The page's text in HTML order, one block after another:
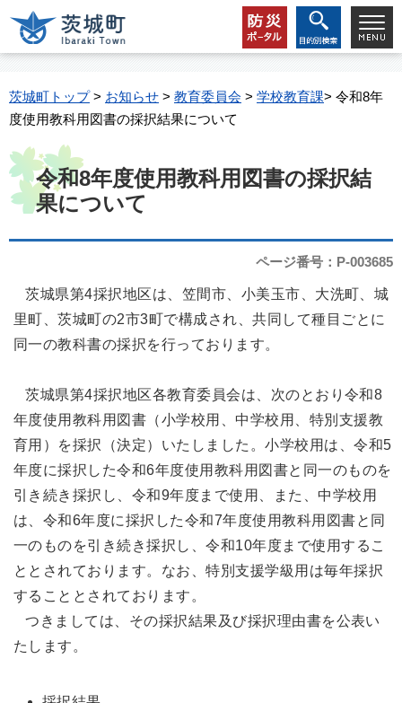
茨城町トップ> お知らせ > 教育委員会 > 学校教育課> 令和8年
度使用教科用図書の採択結果について
令和8年度使用教科用図書の採択結
果について
ページ番号：P-003685
茨城県第4採択地区は、笠間市、小美玉市、大洗町、城
里町、茨城町の2市3町で構成され、共同して種目ごとに
同一の教科書の採択を行っております。
茨城県第4採択地区各教育委員会は、次のとおり令和8
年度使用教科用図書（小学校用、中学校用、特別支援教
育用）を採択（決定）いたしました。小学校用は、令和5
年度に採択した令和6年度使用教科用図書と同一のものを
引き続き採択し、令和9年度まで使用、また、中学校用
は、令和6年度に採択した令和7年度使用教科用図書と同
一のものを引き続き採択し、令和10年度まで使用するこ
ととされております。なお、特別支援学級用は毎年採択
することとされております。
つきましては、その採択結果及び採択理由書を公表い
たします。